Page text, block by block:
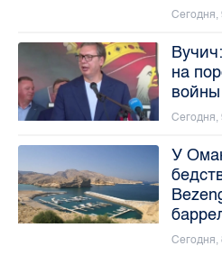
Сегодня,
на
войны
Сегодня,
У
Сегодня,